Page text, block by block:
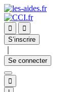


S’inscrire
Se connecter
